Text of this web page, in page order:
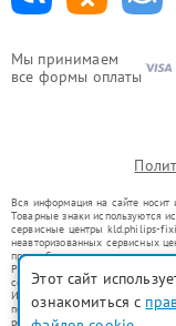
Мы принимаем
все формы оплаты
Вся информация на сайте носит
Товарные знаки используются
сервисные центры kld.philips-
неавторизованных сервисных
правообладателями товарных
Ремонт осуществляется для
со статьей 1487 ГК РФ.
Использование товарных знаков
потребителей в заблуждение, а
ремонту техники указанных
Этот сайт
ознакомиться с